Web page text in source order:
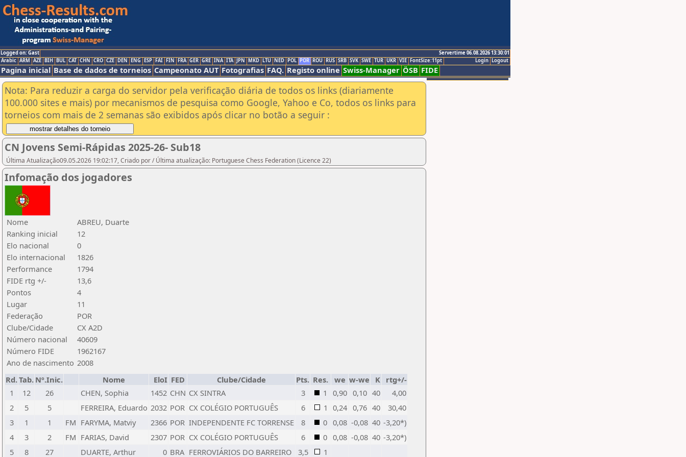
Logged on: Gast
Servertime 06.08.2026 13:30:01
Logout
Login
Arabic ARM AZE BIH BUL CAT CHN CRO CZE DEN ENG ESP FAI FIN FRA GER GRE INA ITA JPN MKD LTU NED POL POR ROU RUS SRB SVK SWE TUR UKR VIE FontSize:11pt
Pagina inicial Base de dados de torneios Campeonato AUT Fotografias FAQ. Registo online Swiss-Manager ÖSB FIDE
Nota: Para reduzir a carga do servidor pela verificação diária de todos os links (diariamente
100.000 sites e mais) por mecanismos de pesquisa como Google, Yahoo e Co, todos os links para
torneios com mais de 2 semanas são exibidos após clicar no botão a seguir :
CN Jovens Semi-Rápidas 2025-26- Sub18
Última Atualização09.05.2026 19:02:17, Criado por / Última atualização: Portuguese Chess Federation (Licence 22)
Infomação dos jogadores
Nome
ABREU, Duarte
Ranking inicial
12
Elo nacional
0
Elo internacional
1826
Performance
1794
FIDE rtg +/-
13,6
Pontos
4
Lugar
11
Federação
POR
Clube/Cidade
CX A2D
Número nacional
40609
Número FIDE
1962167
Ano de nascimento 2008
Rd.Tab. Nº.Inic. Nome EloI FED Clube/Cidade Pts. Res. we w-we K rtg+/-
1
12 26 CHEN, Sophia 1452 CHN CX SINTRA 3 1 0,90 0,10 40
4,00
2
5 5 FERREIRA, Eduardo 2032 POR CX COLÉGIO PORTUGUÊS 6 1 0,24 0,76 40
30,40
3
1 1 FM FARYMA, Matviy 2366 POR INDEPENDENTE FC TORRENSE 8 0 0,08 -0,08 40 -3,20*)
4
3 2 FM FARIAS, David 2307 POR CX COLÉGIO PORTUGUÊS 6 0 0,08 -0,08 40 -3,20*)
5
8 27 DUARTE, Arthur 0 BRA FERROVIÁRIOS DO BARREIRO 3,5 1